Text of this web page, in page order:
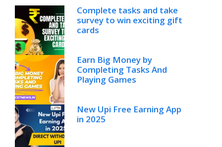
Complete tasks and take
survey to win exciting gift
cards
Earn Big Money by
Completing Tasks And
Playing Games
New Upi Free Earning App
in 2025